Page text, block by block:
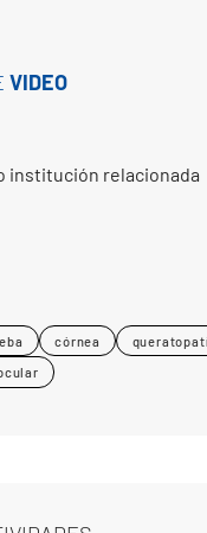
VIDEO
institución relacionada
córnea